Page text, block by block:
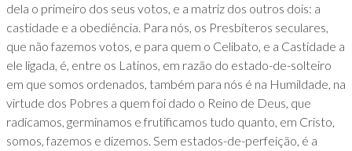
dela o primeiro dos seus votos, e a matriz dos outros dois: a
castidade e a obediência. Para nós, os Presbíteros seculares,
que não fazemos votos, e para quem o Celibato, e a Castidade a
ele ligada, é, entre os Latinos, em razão do estado-de-solteiro
em que somos ordenados, também para nós é na Humildade, na
virtude dos Pobres a quem foi dado o Reino de Deus, que
radicamos, germinamos e frutificamos tudo quanto, em Cristo,
somos, fazemos e dizemos. Sem estados-de-perfeição, é a